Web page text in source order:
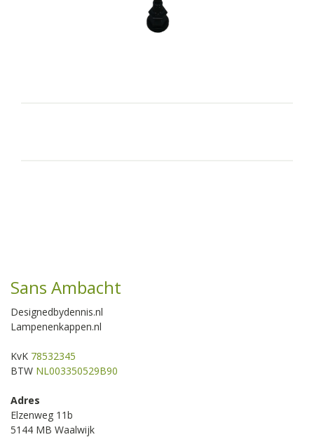
Sans Ambacht
Designedbydennis.nl
Lampenenkappen.nl
KvK 78532345
BTW NL003350529B90
Adres
Elzenweg 11b
5144 MB Waalwijk